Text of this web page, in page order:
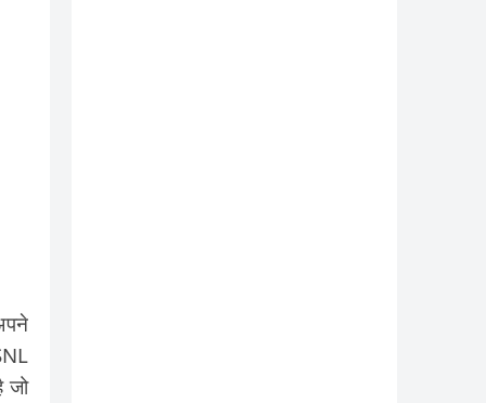
जो